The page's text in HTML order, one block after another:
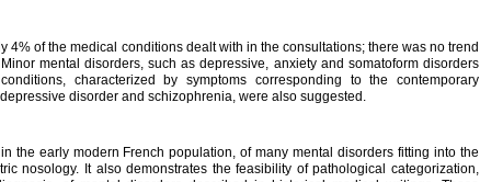
4% of the medical conditions dealt with in the consultations; there was no trend
mental disorders, such as depressive, anxiety and somatoform disorders
characterized by symptoms corresponding to the contemporary
disorder and schizophrenia, were also suggested.
the early modern French population, of many mental disorders fitting into the
nosology. It also demonstrates the feasibility of pathological categorization,